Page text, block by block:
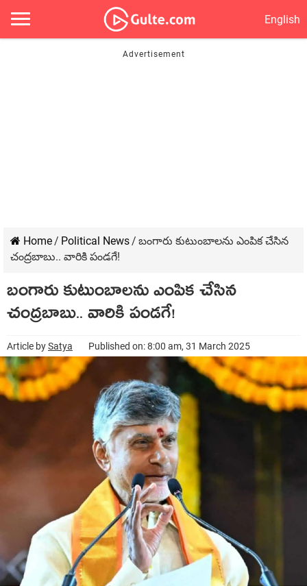
English
Home/ Political News/ బంగారు కుటుంబాల‌ను ఎంపిక చేసిన
చంద్ర‌బాబు.. వారికి పండ‌గే!
బంగారు కుటుంబాల‌ను ఎంపిక చేసిన
చంద్ర‌బాబు.. వారికి పండ‌గే!
Article bySatya Published on: 8:00 am, 31 March 2025